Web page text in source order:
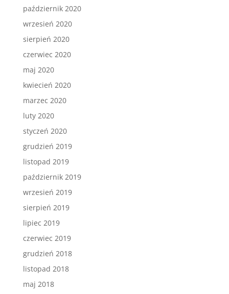
październik 2020
wrzesień 2020
sierpień 2020
czerwiec 2020
maj 2020
kwiecień 2020
marzec 2020
luty 2020
styczeń 2020
grudzień 2019
listopad 2019
październik 2019
wrzesień 2019
sierpień 2019
lipiec 2019
czerwiec 2019
grudzień 2018
listopad 2018
maj 2018